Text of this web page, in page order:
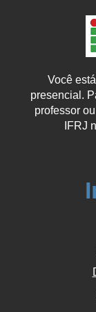
Você
presencial.
professor
IFRJ